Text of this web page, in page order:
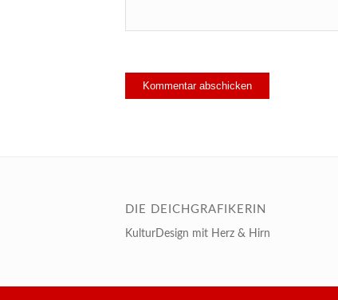
DIE DEICHGRAFIKERIN
KulturDesign mit Herz & Hirn